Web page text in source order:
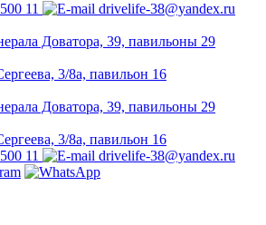
11 drivelife-38@yandex.ru
Доватора, 39, павильоны 29
3/8а, павильон 16
Доватора, 39, павильоны 29
3/8а, павильон 16
11
drivelife-38@yandex.ru